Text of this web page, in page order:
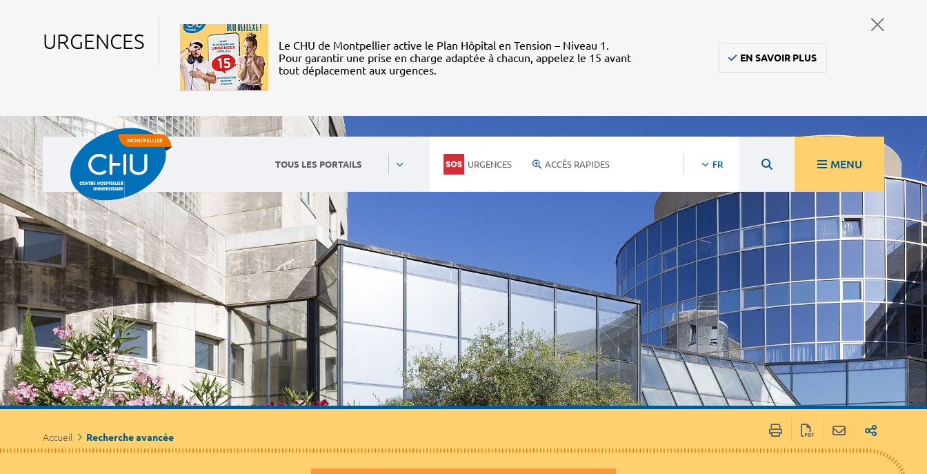
URGENCES
Le CHU de Montpellier active le Plan Hôpital en Tension – Niveau 1.
Pour garantir une prise en charge adaptée à chacun, appelez le 15 avant
tout déplacement aux urgences.
EN SAVOIR PLUS
TOUS LES PORTAILS URGENCES ACCÈS RAPIDES FR MENU
Accueil Recherche avancée